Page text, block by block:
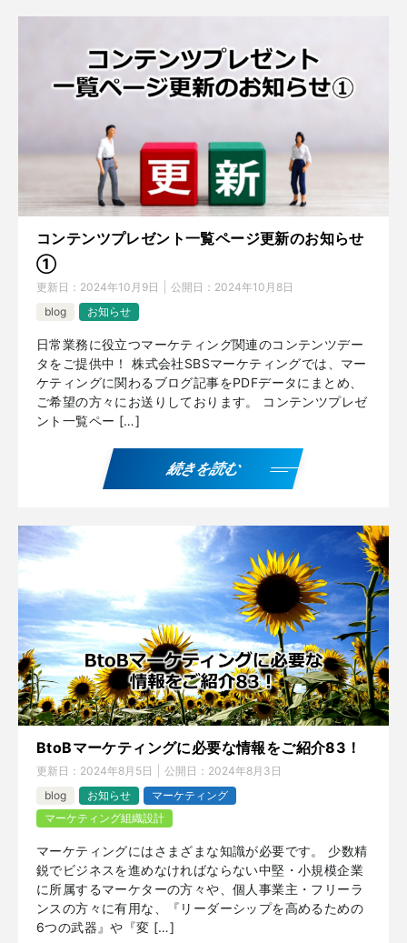
コンテンツプレゼント一覧ページ更新のお知らせ
①
更新日： 2024年10月9日 公開日： 2024年10月8日
blog
お知らせ
日常業務に役立つマーケティング関連のコンテンツデー
タをご提供中！ 株式会社SBSマーケティングでは、マー
ケティングに関わるブログ記事をPDFデータにまとめ、
ご希望の方々にお送りしております。 コンテンツプレゼ
ント一覧ペー […]
続きを読む
BtoBマーケティングに必要な情報をご紹介83！
更新日： 2024年8月5日 公開日： 2024年8月3日
blog
お知らせ
マーケティング
マーケティング組織設計
マーケティングにはさまざまな知識が必要です。 少数精
鋭でビジネスを進めなければならない中堅・小規模企業
に所属するマーケターの方々や、個人事業主・フリーラ
ンスの方々に有用な、『リーダーシップを高めるための
6つの武器』や『変 […]